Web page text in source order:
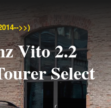
>>)
Vito 2.2
Select